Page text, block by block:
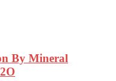
By Mineral